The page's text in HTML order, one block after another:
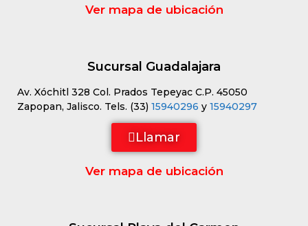
Ver mapa de ubicación
Sucursal Guadalajara
Av. Xóchitl 328 Col. Prados Tepeyac C.P. 45050
Zapopan, Jalisco. Tels. (33) 15940296 y 15940297
Llamar
Ver mapa de ubicación